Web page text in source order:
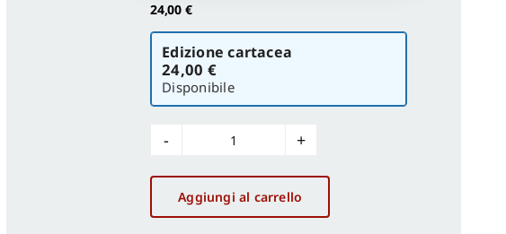
24,00 €
Scegli
versione
Edizione cartacea
24,00 €
Disponibile
Minorenni
autori
di
reati
Aggiungi al carrello